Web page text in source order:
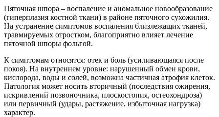
Пяточная шпора – воспаление и аномальное новообразование
(гиперплазия костной ткани) в районе пяточного сухожилия.
На устранение симптомов воспаления близлежащих тканей,
травмируемых отростком, благоприятно влияет лечение
пяточной шпоры фольгой.
К симптомам относятся: отек и боль (усиливающаяся после
покоя). На внутреннем уровне: нарушенный обмен крови,
кислорода, воды и солей, возможна частичная атрофия клеток.
Патология может носить вторичный (последствия ожирения,
искривлений позвоночника, плоскостопия, остеохондроза)
или первичный (удары, растяжение, избыточная нагрузка)
характер.